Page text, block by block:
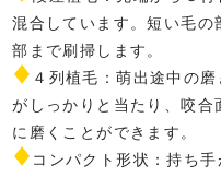
混合しています。短い毛の
部まで刷掃します。
４列植毛：萌出途中の
がしっかりと当たり、咬合
に磨くことができます。
コンパクト形状：持ち